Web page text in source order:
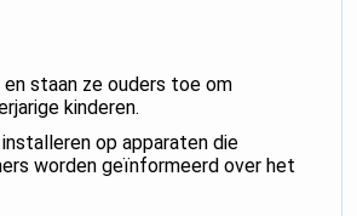
staan ze ouders toe om
kinderen.
op apparaten die
worden geïnformeerd over het